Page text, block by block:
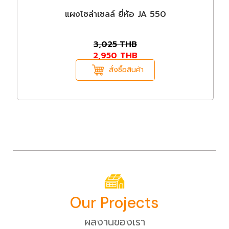
แผงโซล่าเซลล์ ยี่ห้อ JA 550
3,025 THB
2,950 THB
สั่งซื้อสินค้า
Our Projects
ผลงานของเรา